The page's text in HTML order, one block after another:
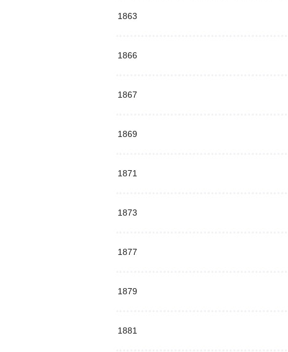
1863
1866
1867
1869
1871
1873
1877
1879
1881